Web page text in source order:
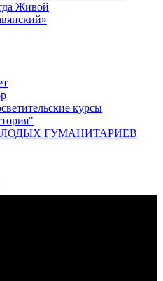
Живой
курсы
ГУМАНИТАРИЕВ